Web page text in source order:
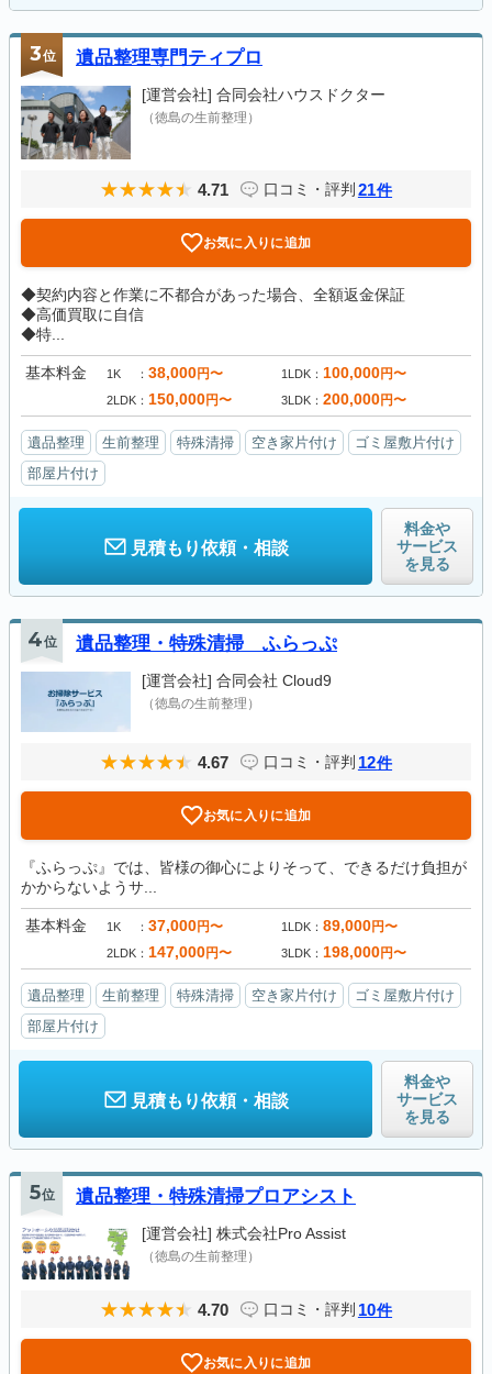
3位 遺品整理専門ティプロ
[運営会社] 合同会社ハウスドクター
（徳島の生前整理）
4.71 口コミ・評判 21件
お気に入りに追加
◆契約内容と作業に不都合があった場合、全額返金保証
◆高価買取に自信
◆特...
基本料金 1K 38,000円〜 1LDK 100,000円〜
2LDK 150,000円〜 3LDK 200,000円〜
遺品整理 生前整理 特殊清掃 空き家片付け
ゴミ屋敷片付け
部屋片付け
見積もり依頼・相談
料金や
サービス
を見る
4位 遺品整理・特殊清掃 ふらっぷ
[運営会社] 合同会社 Cloud9
（徳島の生前整理）
4.67 口コミ・評判 12件
お気に入りに追加
『ふらっぷ』では、皆様の御心によりそって、できるだけ負担が
かからないようサ...
基本料金 1K 37,000円〜 1LDK 89,000円〜
2LDK 147,000円〜 3LDK 198,000円〜
遺品整理 生前整理 特殊清掃 空き家片付け
ゴミ屋敷片付け
部屋片付け
見積もり依頼・相談
料金や
サービス
を見る
5位 遺品整理・特殊清掃プロアシスト
[運営会社] 株式会社Pro Assist
（徳島の生前整理）
4.70 口コミ・評判 10件
お気に入りに追加